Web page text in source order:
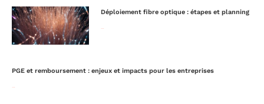
Déploiement fibre optique : étapes et planning
PGE et remboursement : enjeux et impacts pour les entreprises